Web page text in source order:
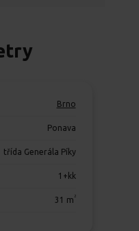
Brno
Ponava
třída Generála Píky
1+kk
31 m 2